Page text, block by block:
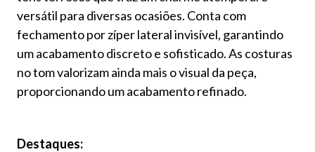
versátil para diversas ocasiões. Conta com
fechamento por zíper lateral invisível, garantindo
um acabamento discreto e sofisticado. As costuras
no tom valorizam ainda mais o visual da peça,
proporcionando um acabamento refinado.
Destaques: